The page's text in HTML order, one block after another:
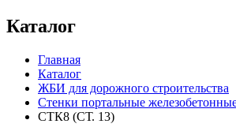
Каталог
Главная
Каталог
ЖБИ для дорожного строительства
Стенки портальные
СТК8 (СТ. 13)